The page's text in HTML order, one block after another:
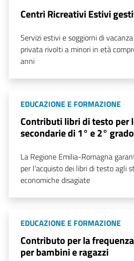
Centri Ricreativi Estivi
Servizi estivi e soggiorni di
privata rivolti a minori in età
anni
EDUCAZIONE E FORMAZIONE
Contributi libri di testo per
secondarie di 1° e 2° grado
La Regione Emilia-Romagna
per l'acquisto dei libri di testo agli
economiche disagiate
EDUCAZIONE E FORMAZIONE
Contributo per la
per bambini e ragazzi